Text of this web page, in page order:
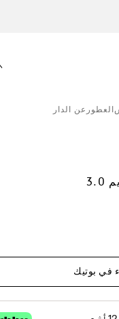
العطور عن الدار
في بوتيك